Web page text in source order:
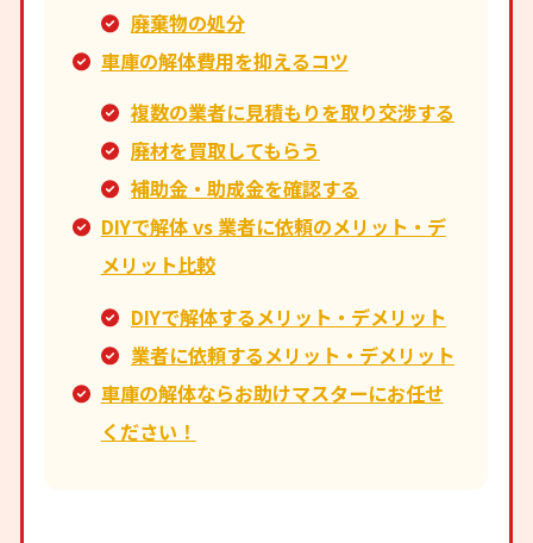
廃棄物の処分
車庫の解体費用を抑えるコツ
複数の業者に見積もりを取り交渉する
廃材を買取してもらう
補助金・助成金を確認する
DIYで解体 vs 業者に依頼のメリット・デ
メリット比較
DIYで解体するメリット・デメリット
業者に依頼するメリット・デメリット
車庫の解体ならお助けマスターにお任せ
ください！